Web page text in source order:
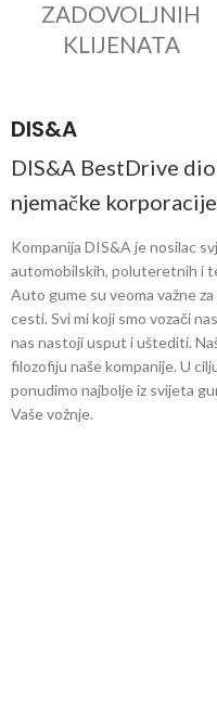
ZADOVOLJNIH
KLIJENATA
DIS&A
DIS&A BestDrive
njemačke
Kompanija DIS&A je nosilac
automobilskih, poluteretnih i
Auto gume su veoma važne
cesti. Svi mi koji smo vozači
nas nastoji usput i uštediti.
filozofiju naše kompanije. U
ponudimo najbolje iz svijeta
Vaše vožnje.